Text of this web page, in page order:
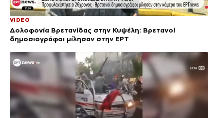
VIDEO
Δολοφονία Βρετανίδας στην Κυψέλη: Bρετανοί
δημοσιογράφοι μίλησαν στην ΕΡΤ